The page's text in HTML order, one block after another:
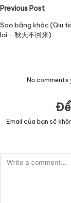
Post
Previous Post
Sao băng khóc (Qiu
lai - 秋天不回来)
No comments
Email của bạn sẽ